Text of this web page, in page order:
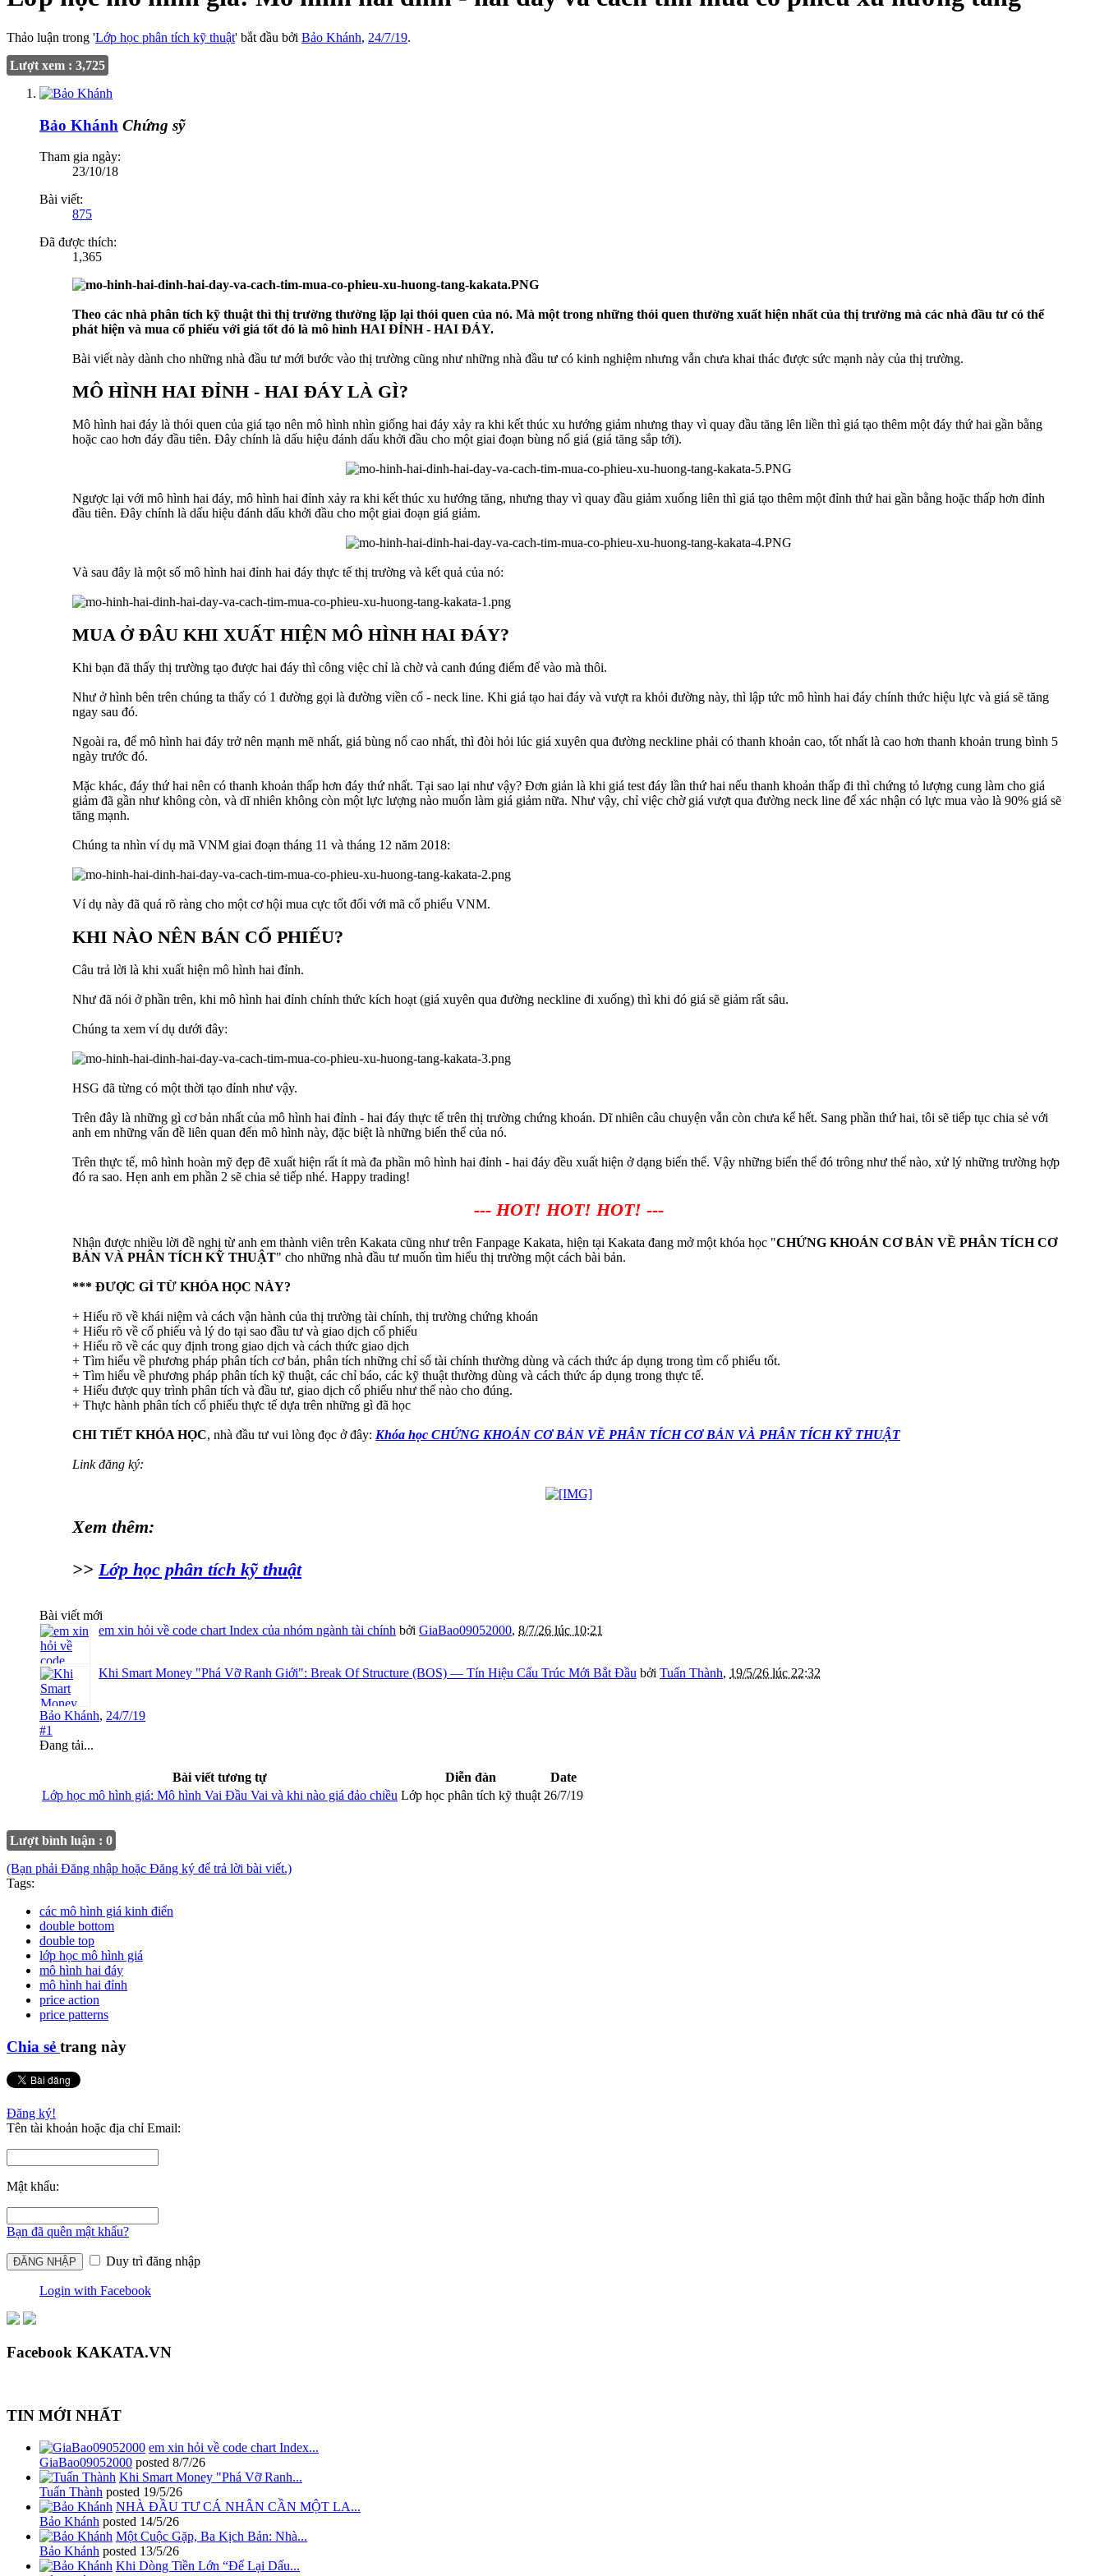
Thảo luận trong 'Lớp học phân tích kỹ thuật' bắt đầu bởi Bảo Khánh, 24/7/19.
Lượt xem : 3,725
Bảo Khánh Chứng sỹ
Tham gia ngày:
23/10/18
Bài viết:
875
Đã được thích:
1,365
Theo các nhà phân tích kỹ thuật thì thị trường thường lặp lại thói quen của nó. Mà một trong những thói quen thường xuất hiện nhất của thị trường mà các nhà đầu tư có thể
phát hiện và mua cổ phiếu với giá tốt đó là mô hình HAI ĐỈNH - HAI ĐÁY.
Bài viết này dành cho những nhà đầu tư mới bước vào thị trường cũng như những nhà đầu tư có kinh nghiệm nhưng vẫn chưa khai thác được sức mạnh này của thị trường.
MÔ HÌNH HAI ĐỈNH - HAI ĐÁY LÀ GÌ?
Mô hình hai đáy là thói quen của giá tạo nên mô hình nhìn giống hai đáy xảy ra khi kết thúc xu hướng giảm nhưng thay vì quay đầu tăng lên liền thì giá tạo thêm một đáy thứ hai gần bằng
hoặc cao hơn đáy đầu tiên. Đây chính là dấu hiệu đánh dấu khởi đầu cho một giai đoạn bùng nổ giá (giá tăng sắp tới).
Ngược lại với mô hình hai đáy, mô hình hai đỉnh xảy ra khi kết thúc xu hướng tăng, nhưng thay vì quay đầu giảm xuống liên thì giá tạo thêm một đỉnh thứ hai gần bằng hoặc thấp hơn đỉnh
đầu tiên. Đây chính là dấu hiệu đánh dấu khởi đầu cho một giai đoạn giá giảm.
Và sau đây là một số mô hình hai đỉnh hai đáy thực tế thị trường và kết quả của nó:
MUA Ở ĐÂU KHI XUẤT HIỆN MÔ HÌNH HAI ĐÁY?
Khi bạn đã thấy thị trường tạo được hai đáy thì công việc chỉ là chờ và canh đúng điểm để vào mà thôi.
Như ở hình bên trên chúng ta thấy có 1 đường gọi là đường viền cổ - neck line. Khi giá tạo hai đáy và vượt ra khỏi đường này, thì lập tức mô hình hai đáy chính thức hiệu lực và giá sẽ tăng
ngay sau đó.
Ngoài ra, để mô hình hai đáy trở nên mạnh mẽ nhất, giá bùng nổ cao nhất, thì đòi hỏi lúc giá xuyên qua đường neckline phải có thanh khoản cao, tốt nhất là cao hơn thanh khoản trung bình 5
ngày trước đó.
Mặc khác, đáy thứ hai nên có thanh khoản thấp hơn đáy thứ nhất. Tại sao lại như vậy? Đơn giản là khi giá test đáy lần thứ hai nếu thanh khoản thấp đi thì chứng tỏ lượng cung làm cho giá
giảm đã gần như không còn, và dĩ nhiên không còn một lực lượng nào muốn làm giá giảm nữa. Như vậy, chỉ việc chờ giá vượt qua đường neck line để xác nhận có lực mua vào là 90% giá sẽ
tăng mạnh.
Chúng ta nhìn ví dụ mã VNM giai đoạn tháng 11 và tháng 12 năm 2018:
Ví dụ này đã quá rõ ràng cho một cơ hội mua cực tốt đối với mã cổ phiếu VNM.
KHI NÀO NÊN BÁN CỔ PHIẾU?
Câu trả lời là khi xuất hiện mô hình hai đỉnh.
Như đã nói ở phần trên, khi mô hình hai đỉnh chính thức kích hoạt (giá xuyên qua đường neckline đi xuống) thì khi đó giá sẽ giảm rất sâu.
Chúng ta xem ví dụ dưới đây:
HSG đã từng có một thời tạo đỉnh như vậy.
Trên đây là những gì cơ bản nhất của mô hình hai đỉnh - hai đáy thực tế trên thị trường chứng khoán. Dĩ nhiên câu chuyện vẫn còn chưa kể hết. Sang phần thứ hai, tôi sẽ tiếp tục chia sẻ với
anh em những vấn đề liên quan đến mô hình này, đặc biệt là những biến thể của nó.
Trên thực tế, mô hình hoàn mỹ đẹp đẽ xuất hiện rất ít mà đa phần mô hình hai đỉnh - hai đáy đều xuất hiện ở dạng biến thể. Vậy những biến thể đó trông như thế nào, xử lý những trường hợp
đó ra sao. Hẹn anh em phần 2 sẽ chia sẻ tiếp nhé. Happy trading!
--- HOT! HOT! HOT! ---
Nhận được nhiều lời đề nghị từ anh em thành viên trên Kakata cũng như trên Fanpage Kakata, hiện tại Kakata đang mở một khóa học "CHỨNG KHOÁN CƠ BẢN VỀ PHÂN TÍCH CƠ
BẢN VÀ PHÂN TÍCH KỸ THUẬT" cho những nhà đầu tư muốn tìm hiểu thị trường một cách bài bản.
*** ĐƯỢC GÌ TỪ KHÓA HỌC NÀY?
+ Hiểu rõ về khái niệm và cách vận hành của thị trường tài chính, thị trường chứng khoán
+ Hiểu rõ về cổ phiếu và lý do tại sao đầu tư và giao dịch cổ phiếu
+ Hiểu rõ về các quy định trong giao dịch và cách thức giao dịch
+ Tìm hiểu về phương pháp phân tích cơ bản, phân tích những chỉ số tài chính thường dùng và cách thức áp dụng trong tìm cổ phiếu tốt.
+ Tìm hiểu về phương pháp phân tích kỹ thuật, các chỉ báo, các kỹ thuật thường dùng và cách thức áp dụng trong thực tế.
+ Hiểu được quy trình phân tích và đầu tư, giao dịch cổ phiếu như thế nào cho đúng.
+ Thực hành phân tích cổ phiếu thực tế dựa trên những gì đã học
CHI TIẾT KHÓA HỌC, nhà đầu tư vui lòng đọc ở đây: Khóa học CHỨNG KHOÁN CƠ BẢN VỀ PHÂN TÍCH CƠ BẢN VÀ PHÂN TÍCH KỸ THUẬT
Link đăng ký:
Xem thêm:
>> Lớp học phân tích kỹ thuật
Bài viết mới
em xin hỏi về code chart Index của nhóm ngành tài chính bởi GiaBao09052000, 8/7/26 lúc 10:21
Khi Smart Money "Phá Vỡ Ranh Giới": Break Of Structure (BOS) — Tín Hiệu Cấu Trúc Mới Bắt Đầu bởi Tuấn Thành, 19/5/26 lúc 22:32
Bảo Khánh, 24/7/19
#1
Đang tải...
Bài viết tương tự Diễn đàn
Date
Lớp học mô hình giá: Mô hình Vai Đầu Vai và khi nào giá đảo chiều Lớp học phân tích kỹ thuật 26/7/19
Lượt bình luận : 0
(Bạn phải Đăng nhập hoặc Đăng ký để trả lời bài viết.)
Tags:
các mô hình giá kinh điển
double bottom
double top
lớp học mô hình giá
mô hình hai đáy
mô hình hai đỉnh
price action
price patterns
Chia sẻ trang này
Đăng ký!
Tên tài khoản hoặc địa chỉ Email:
Mật khẩu:
Bạn đã quên mật khẩu?
Duy trì đăng nhập
Login with Facebook
Facebook KAKATA.VN
TIN MỚI NHẤT
em xin hỏi về code chart Index...
GiaBao09052000 posted 8/7/26
Khi Smart Money "Phá Vỡ Ranh...
Tuấn Thành posted 19/5/26
NHÀ ĐẦU TƯ CÁ NHÂN CẦN MỘT LA...
Bảo Khánh posted 14/5/26
Một Cuộc Gặp, Ba Kịch Bản: Nhà...
Bảo Khánh posted 13/5/26
Khi Dòng Tiền Lớn “Để Lại Dấu...